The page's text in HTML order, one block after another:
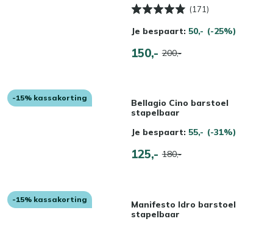
(171)
Je bespaart: 50,- (-25%)
150,- 200,-
-15% kassakorting
Bellagio Cino barstoel
stapelbaar
Je bespaart: 55,- (-31%)
125,- 180,-
-15% kassakorting
Manifesto Idro barstoel
stapelbaar